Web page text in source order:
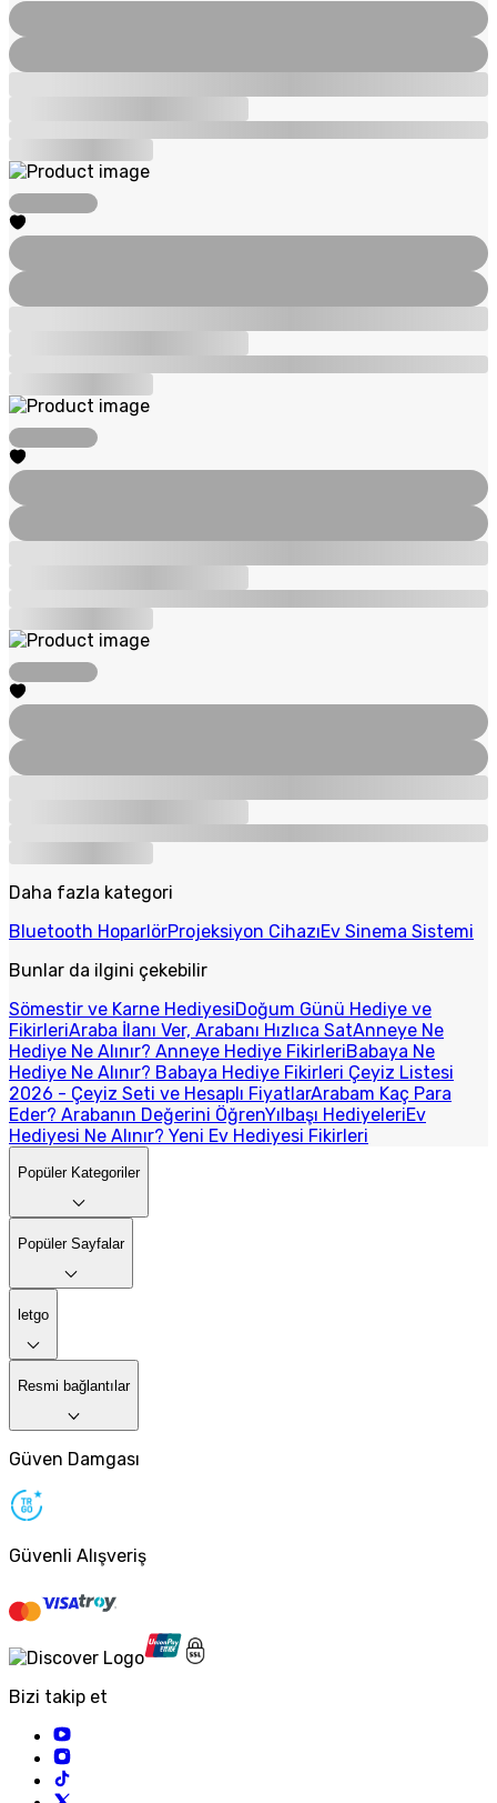
Daha fazla kategori
Bluetooth HoparlörProjeksiyon CihazıEv Sinema Sistemi
Bunlar da ilgini çekebilir
Sömestir ve Karne HediyesiDoğum Günü Hediye ve
FikirleriAraba İlanı Ver, Arabanı Hızlıca SatAnneye Ne
Hediye Ne Alınır? Anneye Hediye FikirleriBabaya Ne
Hediye Ne Alınır? Babaya Hediye Fikirleri Çeyiz Listesi
2026 - Çeyiz Seti ve Hesaplı FiyatlarArabam Kaç Para
Eder? Arabanın Değerini ÖğrenYılbaşı HediyeleriEv
Hediyesi Ne Alınır? Yeni Ev Hediyesi Fikirleri
Popüler Kategoriler
Popüler Sayfalar
letgo
Resmi bağlantılar
Güven Damgası
Güvenli Alışveriş
Bizi takip et